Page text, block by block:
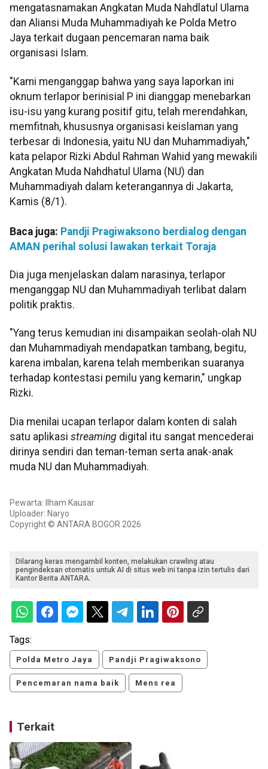
mengatasnamakan Angkatan Muda Nahdlatul Ulama
dan Aliansi Muda Muhammadiyah ke Polda Metro
Jaya terkait dugaan pencemaran nama baik
organisasi Islam.
"Kami menganggap bahwa yang saya laporkan ini
oknum terlapor berinisial P ini dianggap menebarkan
isu-isu yang kurang positif gitu, telah merendahkan,
memfitnah, khususnya organisasi keislaman yang
terbesar di Indonesia, yaitu NU dan Muhammadiyah,"
kata pelapor Rizki Abdul Rahman Wahid yang mewakili
Angkatan Muda Nahdhatul Ulama (NU) dan
Muhammadiyah dalam keterangannya di Jakarta,
Kamis (8/1).
Baca juga: Pandji Pragiwaksono berdialog dengan
AMAN perihal solusi lawakan terkait Toraja
Dia juga menjelaskan dalam narasinya, terlapor
menganggap NU dan Muhammadiyah terlibat dalam
politik praktis.
"Yang terus kemudian ini disampaikan seolah-olah NU
dan Muhammadiyah mendapatkan tambang, begitu,
karena imbalan, karena telah memberikan suaranya
terhadap kontestasi pemilu yang kemarin," ungkap
Rizki.
Dia menilai ucapan terlapor dalam konten di salah
satu aplikasi streaming digital itu sangat mencederai
dirinya sendiri dan teman-teman serta anak-anak
muda NU dan Muhammadiyah.
Pewarta: Ilham Kausar
Uploader: Naryo
Copyright © ANTARA BOGOR 2026
Dilarang keras mengambil konten, melakukan crawling atau
pengindeksan otomatis untuk AI di situs web ini tanpa izin tertulis dari
Kantor Berita ANTARA.
Tags:
Polda Metro Jaya Pandji Pragiwaksono
Pencemaran nama baik Mens rea
Terkait